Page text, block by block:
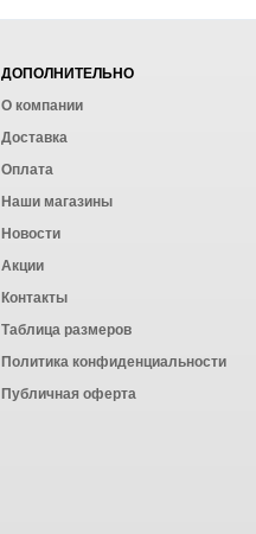
ДОПОЛНИТЕЛЬНО
О компании
Доставка
Оплата
Наши магазины
Новости
Акции
Контакты
Таблица размеров
Политика конфиденциальности
Публичная оферта